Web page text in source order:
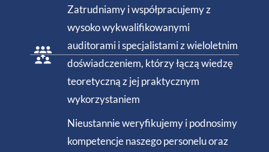
Zatrudniamy i współpracujemy z
wysoko wykwalifikowanymi
auditorami i specjalistami z wieloletnim
doświadczeniem, którzy łączą wiedzę
teoretyczną z jej praktycznym
wykorzystaniem
Nieustannie weryfikujemy i podnosimy
kompetencje naszego personelu oraz